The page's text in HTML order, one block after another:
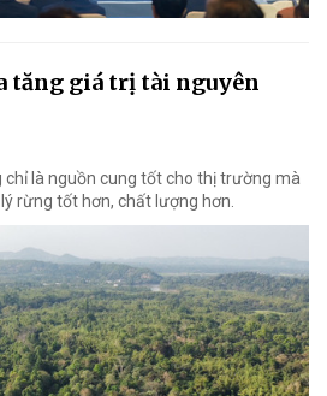
tăng giá trị tài nguyên
là nguồn cung tốt cho thị trường mà
rừng tốt hơn, chất lượng hơn.